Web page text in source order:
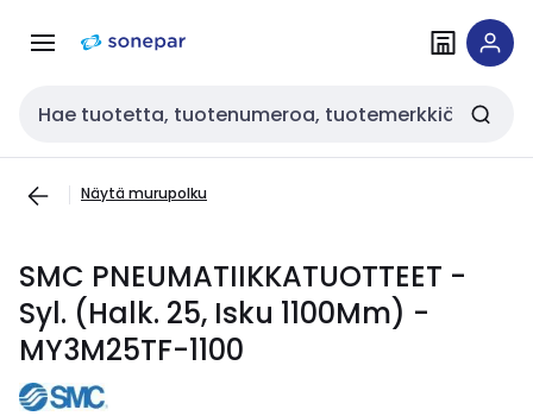
navigointiinsisältöön
Haku
Näytä murupolku
SMC PNEUMATIIKKATUOTTEET -
Syl. (Halk. 25, Isku 1100Mm) -
MY3M25TF-1100